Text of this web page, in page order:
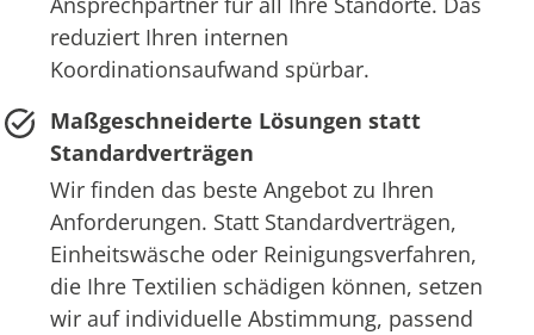
reduziert Ihren internen
Koordinationsaufwand spürbar.
Maßgeschneiderte Lösungen statt
Standardverträgen
Wir finden das beste Angebot zu Ihren
Anforderungen. Statt Standardverträgen,
Einheitswäsche oder Reinigungsverfahren,
die Ihre Textilien schädigen können, setzen
wir auf individuelle Abstimmung, passend